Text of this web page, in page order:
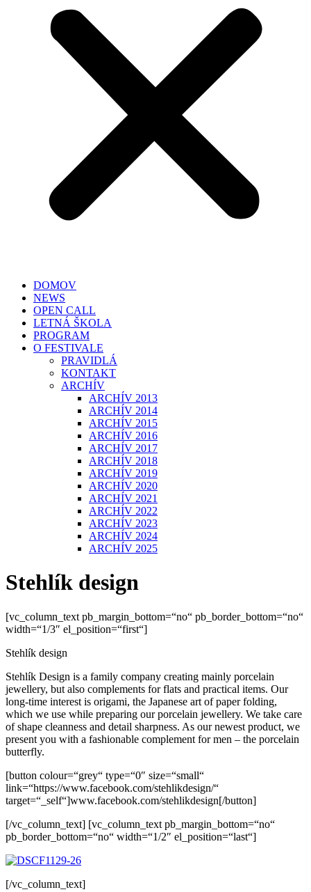
DOMOV
NEWS
OPEN CALL
LETNÁ ŠKOLA
PROGRAM
O FESTIVALE
PRAVIDLÁ
KONTAKT
ARCHÍV
ARCHÍV 2013
ARCHÍV 2014
ARCHÍV 2015
ARCHÍV 2016
ARCHÍV 2017
ARCHÍV 2018
ARCHÍV 2019
ARCHÍV 2020
ARCHÍV 2021
ARCHÍV 2022
ARCHÍV 2023
ARCHÍV 2024
ARCHÍV 2025
Stehlík design
[vc_column_text pb_margin_bottom=“no“ pb_border_bottom=“no“
width=“1/3″ el_position=“first“]
Stehlík design
Stehlík Design is a family company creating mainly porcelain
jewellery, but also complements for flats and practical items. Our
long-time interest is origami, the Japanese art of paper folding,
which we use while preparing our porcelain jewellery. We take care
of shape cleanness and detail sharpness. As our newest product, we
present you with a fashionable complement for men – the porcelain
butterfly.
[button colour=“grey“ type=“0″ size=“small“
link=“https://www.facebook.com/stehlikdesign/“
target=“_self“]www.facebook.com/stehlikdesign[/button]
[/vc_column_text] [vc_column_text pb_margin_bottom=“no“
pb_border_bottom=“no“ width=“1/2″ el_position=“last“]
[/vc_column_text]